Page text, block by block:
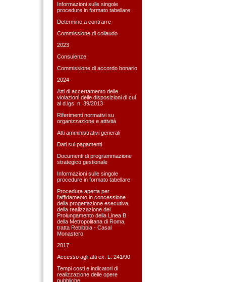
Informazioni sulle singole
procedure in formato tabellare
Determine a contrarre
Commissione di collaudo
2023
Consulenze
Commissione di accordo bonario
2024
Atti di accertamento delle
violazioni delle disposizioni di cui
al d.lgs. n. 39/2013
Riferimenti normativi su
organizzazione e attività
Atti amministrativi generali
Dati sui pagamenti
Documenti di programmazione
strategico gestionale
Informazioni sulle singole
procedure in formato tabellare
Procedura aperta per
l'affidamento in concessione
della progettazione esecutiva,
della realizzazione del
Prolungamento della Linea B
della Metropolitana di Roma,
tratta Rebibbia - Casal
Monastero
2017
Accesso agli atti ex. L. 241/90
Tempi costi e indicatori di
realizzazione delle opere
pubbliche